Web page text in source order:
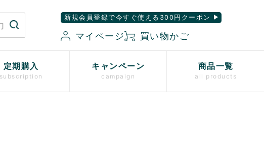
新規会員登録で今すぐ使える300円クーポン
マイページ 買い物かご
定期購入
subscription
キャンペーン
campaign
商品一覧
all products